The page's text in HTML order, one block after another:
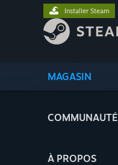
MAGASIN
COMMUNAUTÉ
À PROPOS
Installer Steam